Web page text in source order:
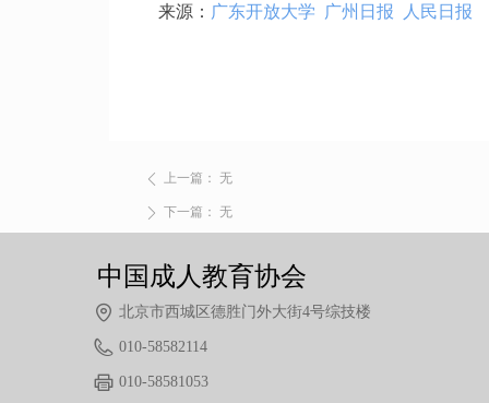
ꄴ 上一篇： 无
ꄲ 下一篇： 无
来源： 广东开放大学 广州日报 人民日报
中国成人教育协会
北京市西城区德胜门外大街4号综技楼
010-58582114
010-58581053